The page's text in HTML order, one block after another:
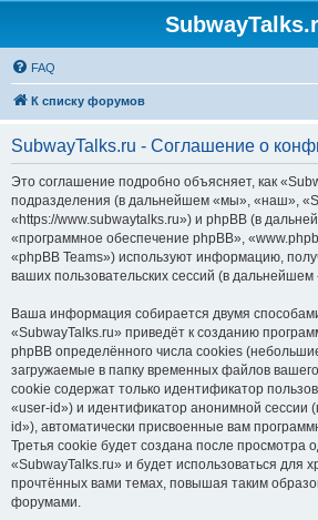
FAQ
К списку форумов
SubwayTalks.ru - Соглашение о
Это соглашение подробно объясняет, как
подразделения (в дальнейшем «мы», «наш»,
«https://www.subwaytalks.ru») и phpBB (в
«программное обеспечение phpBB»,
«phpBB Teams») используют информацию,
ваших пользовательских сессий (в
Ваша информация собирается двумя
«SubwayTalks.ru» приведёт к созданию
phpBB определённого числа cookies
загружаемые в папку временных файлов
cookie содержат только идентификатор
«user-id») и идентификатор анонимной сессии
id»), автоматически присвоенные вам
Третья cookie будет создана после просмотра
«SubwayTalks.ru» и будет использоваться для
прочтённых вами темах, повышая таким
форумами.